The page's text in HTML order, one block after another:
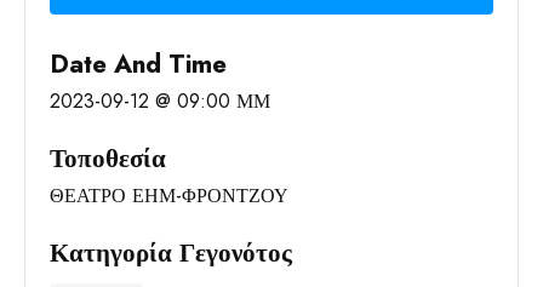
Date And Time
2023-09-12 @ 09:00 ΜΜ
Τοποθεσία
ΘΕΑΤΡΟ ΕΗΜ-ΦΡΟΝΤΖΟΥ
Κατηγορία Γεγονότος